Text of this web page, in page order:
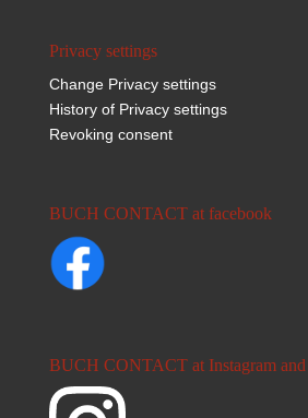
Privacy settings
Change Privacy settings
History of Privacy settings
Revoking consent
BUCH CONTACT at facebook
BUCH CONTACT at Instagram